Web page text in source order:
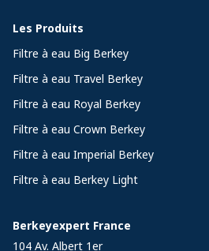
Les Produits
Filtre à eau Big Berkey
Filtre à eau Travel Berkey
Filtre à eau Royal Berkey
Filtre à eau Crown Berkey
Filtre à eau Imperial Berkey
Filtre à eau Berkey Light
Berkeyexpert France
104 Av. Albert 1er